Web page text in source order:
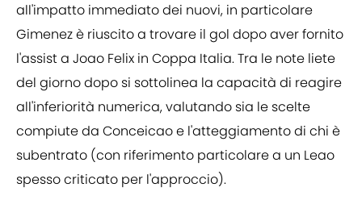
all'impatto immediato dei nuovi, in particolare
Gimenez è riuscito a trovare il gol dopo aver fornito
l'assist a Joao Felix in Coppa Italia. Tra le note liete
del giorno dopo si sottolinea la capacità di reagire
all'inferiorità numerica, valutando sia le scelte
compiute da Conceicao e l'atteggiamento di chi è
subentrato (con riferimento particolare a un Leao
spesso criticato per l'approccio).